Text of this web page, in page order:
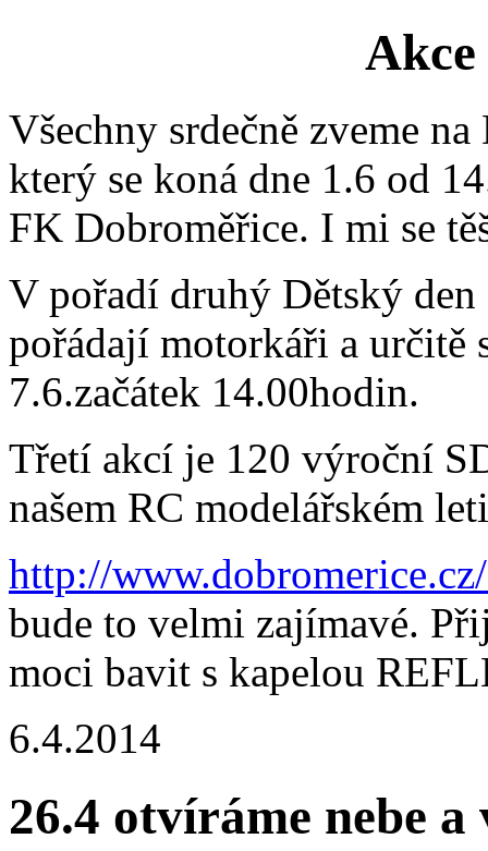
Akce
Všechny srdečně zveme
který se koná dne 1.6 od
FK Dobroměřice. I mi se
V pořadí druhý Dětský den
pořádají motorkáři a určitě
7.6.začátek 14.00hodin.
Třetí akcí je 120 výroční
našem RC modelářském
http://
bude to velmi zajímavé.
moci bavit s kapelou
6.4.2014
26.4 otvíráme nebe